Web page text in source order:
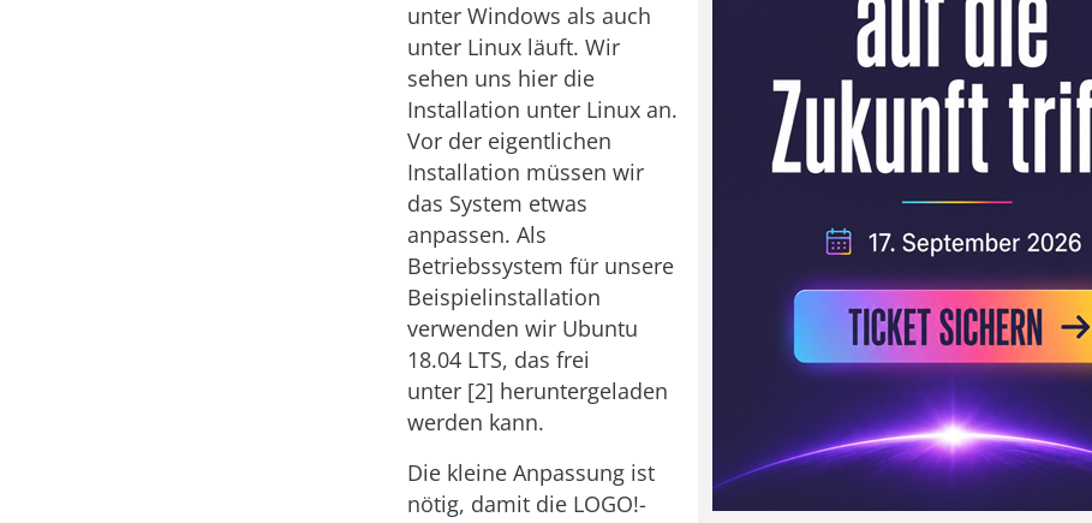
unter Windows als auch
unter Linux läuft. Wir
sehen uns hier die
Installation unter Linux an.
Vor der eigentlichen
Installation müssen wir
das System etwas
anpassen. Als
Betriebssystem für unsere
Beispielinstallation
verwenden wir Ubuntu
18.04 LTS, das frei
unter [2] heruntergeladen
werden kann.
Die kleine Anpassung ist
nötig, damit die LOGO!-